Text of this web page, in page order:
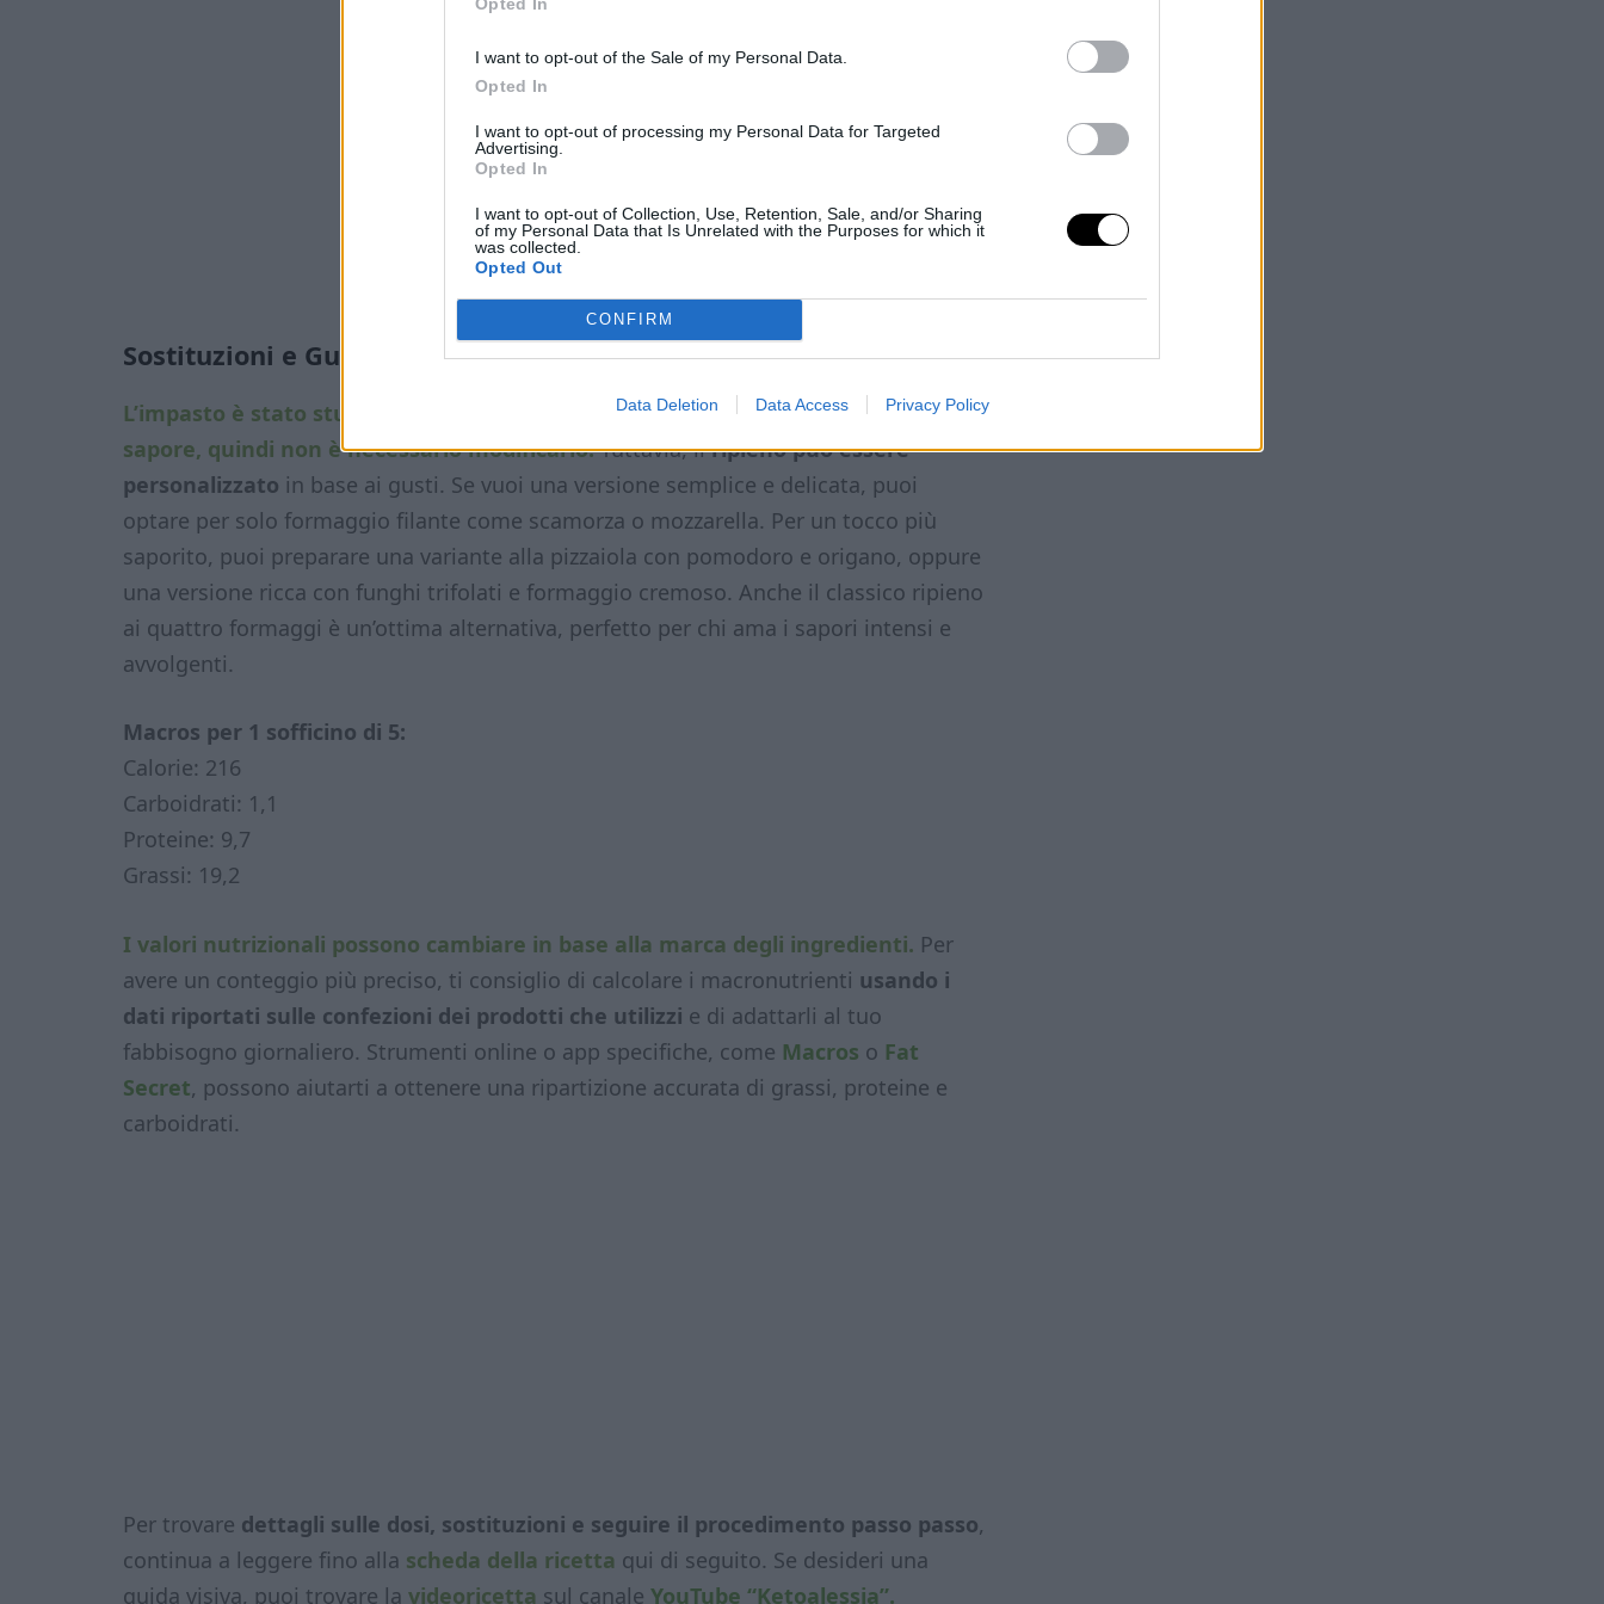
I want to opt-out of the Sale of my Personal Data.
Opted In
I want to opt-out of processing my Personal Data for Targeted
Advertising.
Opted In
I want to opt-out of Collection, Use, Retention, Sale, and/or Sharing
of my Personal Data that Is Unrelated with the Purposes for which it
was collected.
Opted Out
CONFIRM
Data Deletion Data Access Privacy Policy
Sostituzioni e Guarnizioni
L’impasto è stato studiato per ottenere il miglior equilibrio tra consistenza e
sapore, quindi non è necessario modificarlo.Tuttavia, ilripieno può essere
personalizzato in base ai gusti. Se vuoi una versione semplice e delicata, puoi
optare per solo formaggio filante come scamorza o mozzarella. Per un tocco più
saporito, puoi preparare una variante alla pizzaiola con pomodoro e origano, oppure
una versione ricca con funghi trifolati e formaggio cremoso. Anche il classico ripieno
ai quattro formaggi è un’ottima alternativa, perfetto per chi ama i sapori intensi e
avvolgenti.
Macros per 1 sofficino di 5:
Calorie: 216
Carboidrati: 1,1
Proteine: 9,7
Grassi: 19,2
I valori nutrizionali possono cambiare in base alla marca degli ingredienti. Per
avere un conteggio più preciso, ti consiglio di calcolare i macronutrienti usando i
dati riportati sulle confezioni dei prodotti che utilizzi e di adattarli al tuo
fabbisogno giornaliero. Strumenti online o app specifiche, come Macros o Fat
Secret, possono aiutarti a ottenere una ripartizione accurata di grassi, proteine e
carboidrati.
Per trovare dettagli sulle dosi, sostituzioni e seguire il procedimento passo passo,
continua a leggere fino alla scheda della ricetta qui di seguito. Se desideri una
guida visiva, puoi trovare la videoricetta sul canale YouTube “Ketoalessia”.